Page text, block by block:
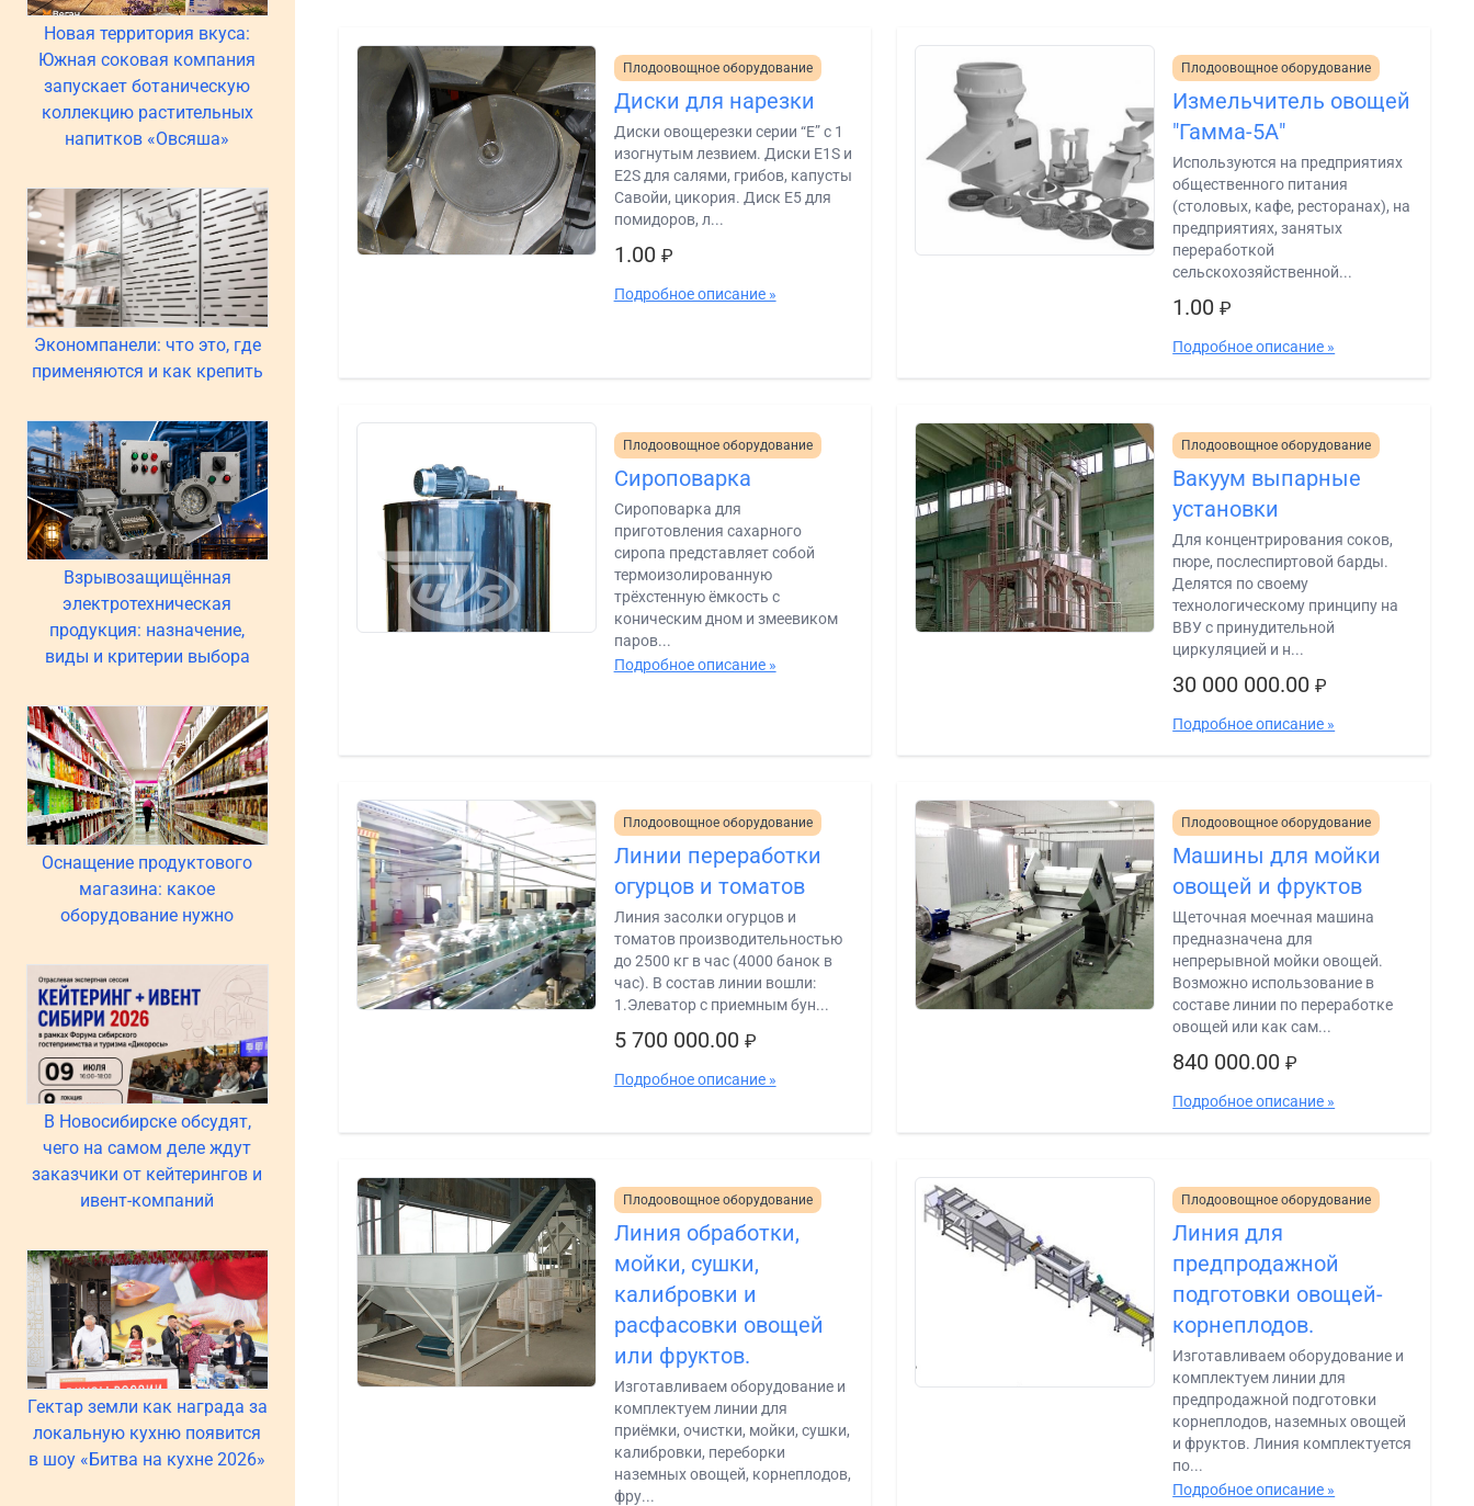
Новая территория вкуса:
Южная соковая компания
запускает ботаническую
коллекцию растительных
напитков «Овсяша»
Экономпанели: что это, где
применяются и как крепить
Взрывозащищённая
электротехническая
продукция: назначение,
виды и критерии выбора
Оснащение продуктового
магазина: какое
оборудование нужно
В Новосибирске обсудят,
чего на самом деле ждут
заказчики от кейтерингов и
ивент-компаний
Гектар земли как награда за
локальную кухню появится
в шоу «Битва на кухне 2026»
Плодоовощное оборудование
Диски для нарезки
Диски овощерезки серии “E” с 1
изогнутым лезвием. Диски E1S и
E2S для салями, грибов, капусты
Савойи, цикория. Диск E5 для
помидоров, л...
1.00 ₽
Подробное описание »
Плодоовощное оборудование
Измельчитель овощей
"Гамма-5А"
Используются на предприятиях
общественного питания
(столовых, кафе, ресторанах), на
предприятиях, занятых
переработкой
сельскохозяйственной...
1.00₽
Подробное описание »
Плодоовощное оборудование
Сироповарка
Сироповарка для
приготовления сахарного
сиропа представляет собой
термоизолированную
трёхстенную ёмкость с
коническим дном и змеевиком
паров...
Подробное описание »
Плодоовощное оборудование
Вакуум выпарные
установки
Для концентрирования соков,
пюре, послеспиртовой барды.
Делятся по своему
технологическому принципу на
ВВУ с принудительной
циркуляцией и н...
30 000 000.00₽
Подробное описание »
Плодоовощное оборудование
Линии переработки
огурцов и томатов
Линия засолки огурцов и
томатов производительностью
до 2500 кг в час (4000 банок в
час). В состав линии вошли:
1.Элеватор с приемным бун...
5 700 000.00 ₽
Подробное описание »
Плодоовощное оборудование
Машины для мойки
овощей и фруктов
Щеточная моечная машина
предназначена для
непрерывной мойки овощей.
Возможно использование в
составе линии по переработке
овощей или как сам...
840 000.00₽
Подробное описание »
Плодоовощное оборудование
Линия обработки,
мойки, сушки,
калибровки и
расфасовки овощей
или фруктов.
Изготавливаем оборудование и
комплектуем линии для
приёмки, очистки, мойки, сушки,
калибровки, переборки
наземных овощей, корнеплодов,
фру...
Плодоовощное оборудование
Линия для
предпродажной
подготовки овощей-
корнеплодов.
Изготавливаем оборудование и
комплектуем линии для
предпродажной подготовки
корнеплодов, наземных овощей
и фруктов. Линия комплектуется
по...
Подробное описание »